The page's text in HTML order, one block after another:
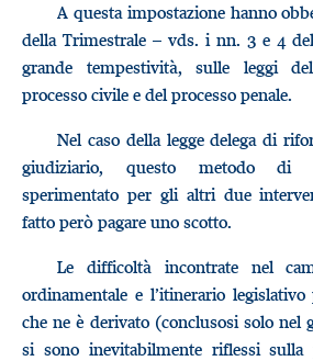
A questa impostazione hanno
della Trimestrale – vds. i nn. 3 e 4
grande tempestività, sulle leggi
processo civile e del processo penale.
Nel caso della legge delega di
giudiziario, questo metodo di
sperimentato per gli altri due
fatto però pagare uno scotto.
Le difficoltà incontrate nel
ordinamentale e l’itinerario
che ne è derivato (conclusosi solo nel
si sono inevitabilmente riflessi sulla